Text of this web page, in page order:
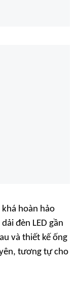
hoàn hảo
đèn LED gần
và thiết kế ống
tương tự cho